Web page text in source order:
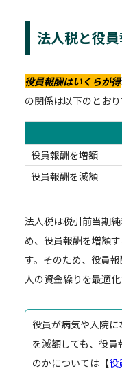
法人税と役
役員報酬はいくらが得
の関係は以下のとおり
役員報酬を増額
役員報酬を減額
法人税は税引前当期
め、役員報酬を増額
す。そのため、役員
人の資金繰りを最適化
役員が病気や入院
を減額しても、役
のかについては【役